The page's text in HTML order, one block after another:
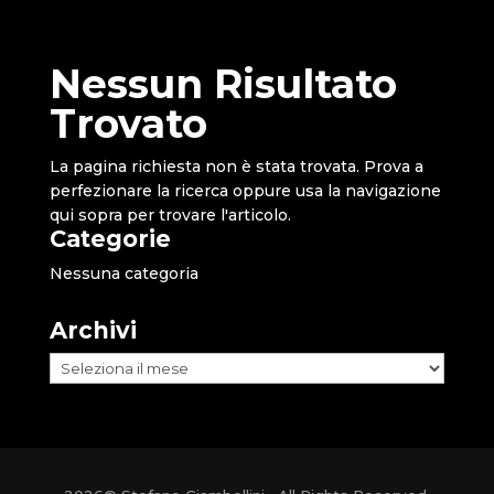
Nessun Risultato
Trovato
La pagina richiesta non è stata trovata. Prova a
perfezionare la ricerca oppure usa la navigazione
qui sopra per trovare l'articolo.
Categorie
Nessuna categoria
Archivi
Archivi